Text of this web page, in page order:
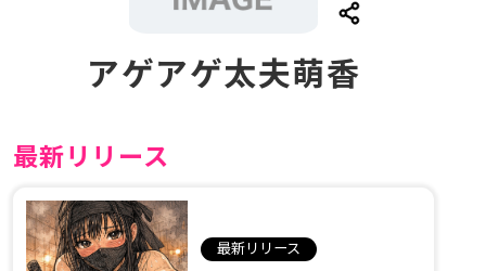
アゲアゲ太夫萌香
最新リリース
最新リリース